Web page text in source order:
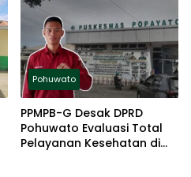
Pohuwato
PPMPB-G Desak DPRD
Pohuwato Evaluasi Total
Pelayanan Kesehatan di